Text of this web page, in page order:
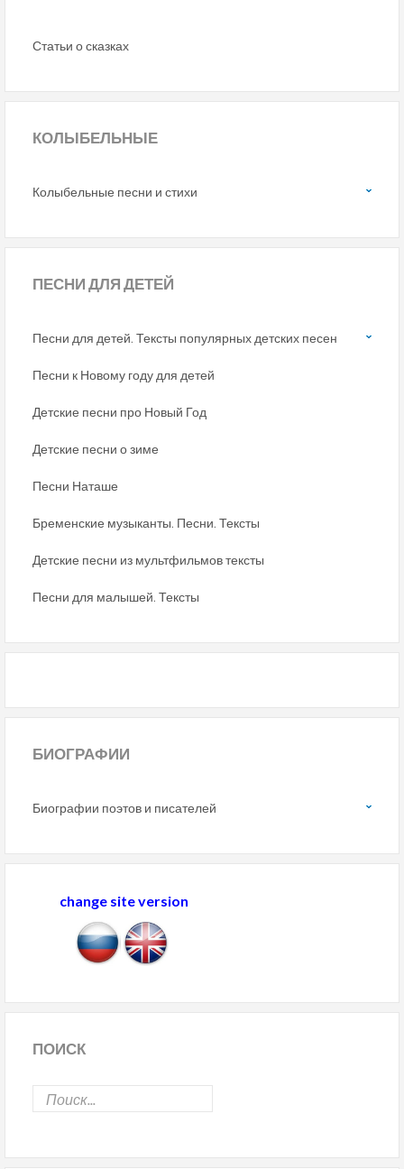
Статьи о сказках
КОЛЫБЕЛЬНЫЕ
Колыбельные песни и стихи
ПЕСНИДЛЯ ДЕТЕЙ
Песни для детей. Тексты популярных детских песен
Песни к Новому году для детей
Детские песни про Новый Год
Детские песни о зиме
Песни Наташе
Бременские музыканты. Песни. Тексты
Детские песни из мультфильмов тексты
Песни для малышей. Тексты
БИОГРАФИИ
Биографии поэтов и писателей
change site version
ПОИСК